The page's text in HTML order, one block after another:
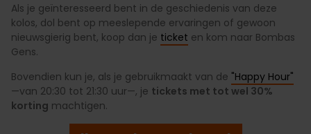
Als je geïnteresseerd bent in de geschiedenis van deze
kolos, dol bent op meeslepende ervaringen of gewoon
nieuwsgierig bent, koop dan je ticket en kom naar Bombas
Gens.
Bovendien kun je, als je gebruikmaakt van de "Happy Hour"
—van 20:30 tot 21:30 uur—, je tickets met tot wel 30%
korting machtigen.